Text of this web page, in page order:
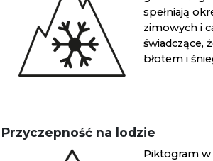
spełniają
zimowych i
świadczące,
błotem i
Przyczepność na lodzie
Piktogram w